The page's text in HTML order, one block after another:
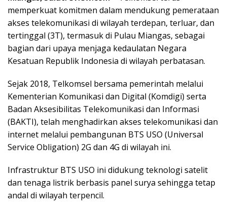
memperkuat komitmen dalam mendukung pemerataan
akses telekomunikasi di wilayah terdepan, terluar, dan
tertinggal (3T), termasuk di Pulau Miangas, sebagai
bagian dari upaya menjaga kedaulatan Negara
Kesatuan Republik Indonesia di wilayah perbatasan.
Sejak 2018, Telkomsel bersama pemerintah melalui
Kementerian Komunikasi dan Digital (Komdigi) serta
Badan Aksesibilitas Telekomunikasi dan Informasi
(BAKTI), telah menghadirkan akses telekomunikasi dan
internet melalui pembangunan BTS USO (Universal
Service Obligation) 2G dan 4G di wilayah ini.
Infrastruktur BTS USO ini didukung teknologi satelit
dan tenaga listrik berbasis panel surya sehingga tetap
andal di wilayah terpencil.